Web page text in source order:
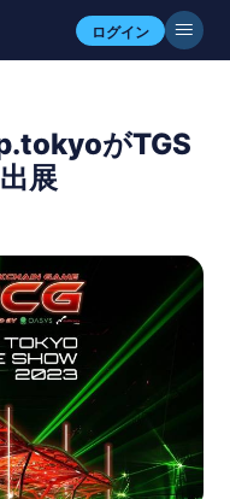
ログイン
がTGS
展